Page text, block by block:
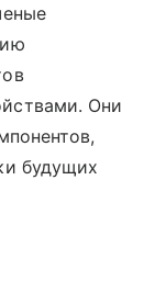
Они
будущих